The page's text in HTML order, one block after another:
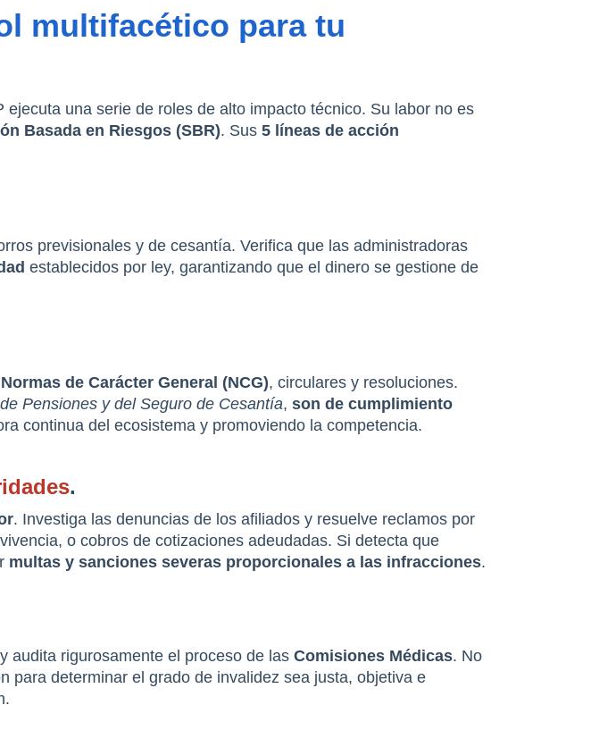
multifacético para tu
una serie de roles de alto impacto técnico. Su labor no es
Basada en Riesgos (SBR). Sus 5 líneas de acción
previsionales y de cesantía. Verifica que las administradoras
establecidos por ley, garantizando que el dinero se gestione de
Normas de Carácter General (NCG), circulares y resoluciones.
Pensiones y del Seguro de Cesantía, son de cumplimiento
continua del ecosistema y promoviendo la competencia.
.
. Investiga las denuncias de los afiliados y resuelve reclamos por
o cobros de cotizaciones adeudadas. Si detecta que
multas y sanciones severas proporcionales a las infracciones.
audita rigurosamente el proceso de las Comisiones Médicas. No
para determinar el grado de invalidez sea justa, objetiva e